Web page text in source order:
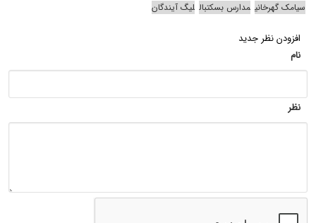
سیامک گهرخانی مدارس بسکتبال لیگ آیندگان
افزودن نظر جدید
نام
نظر